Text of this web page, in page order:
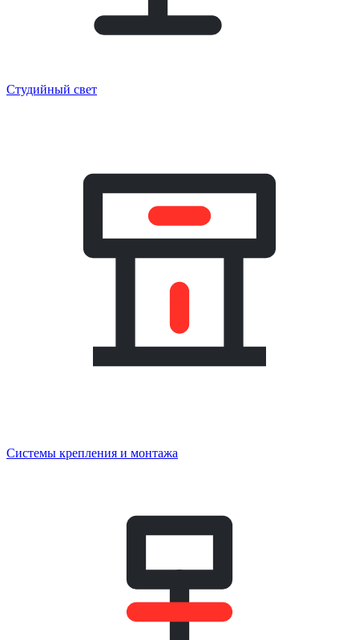
Студийный свет
Системы крепления и монтажа